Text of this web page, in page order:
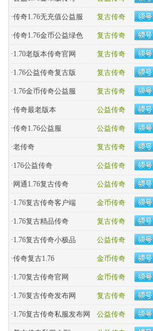
复古传奇
·传奇1.76无充值公益服
复古传奇
·传奇1.76金币公益绿色
复古传奇
·1.70老版本传奇官网
复古传奇
·1.76公益传奇复古版
复古传奇
·​1.76金币传奇公益服
公益传奇
·​传奇最老版本
公益传奇
·传奇1.76公益服
复古传奇
·老传奇
公益传奇
·176公益传奇
公益传奇
· 网通1.76复古传奇
金币传奇
·1.76复古传奇客户端
复古传奇
·1.76复古精品传奇
公益传奇
·1.76复古传奇小极品
金币传奇
·传奇复古1.76
金币传奇
·1.70复古传奇官网
复古传奇
·1.76复古传奇发布网
公益传奇
·1.76复古传奇私服发布网